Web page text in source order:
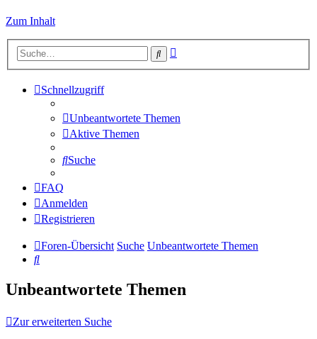
Zum Inhalt
Suche
Schnellzugriff
Unbeantwortete Themen
Aktive Themen
Suche
FAQ
Anmelden
Registrieren
Foren-Übersicht Suche Unbeantwortete Themen
Suche
Unbeantwortete Themen
Zur erweiterten Suche